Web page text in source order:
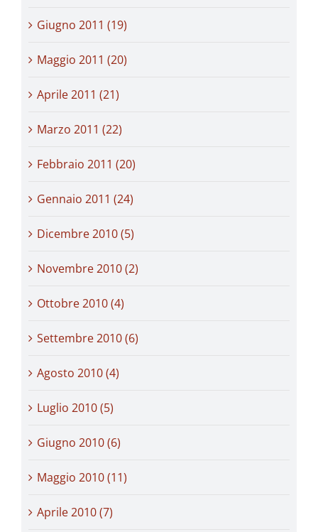
Giugno 2011 (19)
Maggio 2011 (20)
Aprile 2011 (21)
Marzo 2011 (22)
Febbraio 2011 (20)
Gennaio 2011 (24)
Dicembre 2010 (5)
Novembre 2010 (2)
Ottobre 2010 (4)
Settembre 2010 (6)
Agosto 2010 (4)
Luglio 2010 (5)
Giugno 2010 (6)
Maggio 2010 (11)
Aprile 2010 (7)